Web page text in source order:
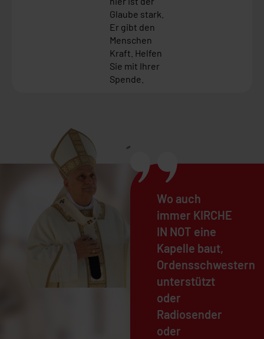
Glaube stark.
Er gibt den
Menschen
Kraft. Helfen
Sie mit Ihrer
Spende.
Wo auch
immer KIRCHE
IN NOT eine
Kapelle baut,
Ordensschwestern
unterstützt
oder
Radiosender
oder